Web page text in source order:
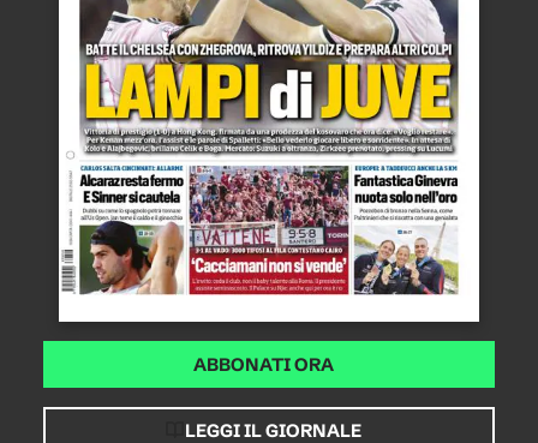
ABBONATI ORA
LEGGI IL GIORNALE